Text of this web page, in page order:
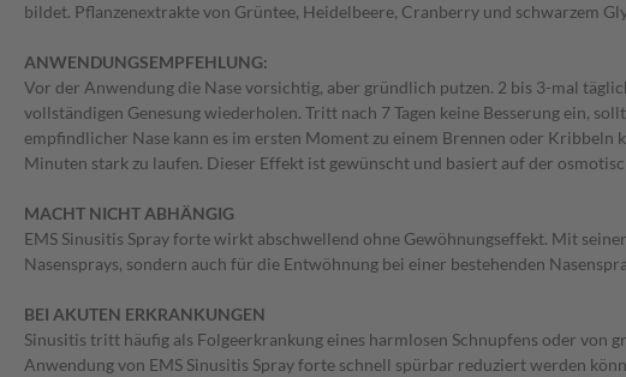
bildet. Pflanzenextrakte von Grüntee, Heidelbeere, Cranberry und schwarzem
ANWENDUNGSEMPFEHLUNG:
Vor der Anwendung die Nase vorsichtig, aber gründlich putzen. 2 bis 3-mal
vollständigen Genesung wiederholen. Tritt nach 7 Tagen keine Besserung ein,
empfindlicher Nase kann es im ersten Moment zu einem Brennen oder
Minuten stark zu laufen. Dieser Effekt ist gewünscht und basiert auf der
MACHT NICHT ABHÄNGIG
EMS Sinusitis Spray forte wirkt abschwellend ohne Gewöhnungseffekt. Mit
Nasensprays, sondern auch für die Entwöhnung bei einer bestehenden
BEI AKUTEN ERKRANKUNGEN
Sinusitis tritt häufig als Folgeerkrankung eines harmlosen Schnupfens oder von
Anwendung von EMS Sinusitis Spray forte schnell spürbar reduziert werden